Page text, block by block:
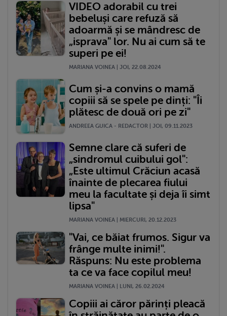
VIDEO adorabil cu trei
bebeluși care refuză să
adoarmă și se mândresc de
„isprava" lor. Nu ai cum să te
superi pe ei!
MARIANA VOINEA | JOI, 22.08.2024
Cum și-a convins o mamă
copiii să se spele pe dinți: "Îi
plătesc de două ori pe zi"
ANDREEA GUICA - REDACTOR | JOI, 09.11.2023
Semne clare că suferi de
„sindromul cuibului gol":
„Este ultimul Crăciun acasă
înainte de plecarea fiului
meu la facultate și deja îi simt
lipsa"
MARIANA VOINEA | MIERCURI, 20.12.2023
"Vai, ce băiat frumos. Sigur va
frânge multe inimi!".
Răspuns: Nu este problema
ta ce va face copilul meu!
MARIANA VOINEA | LUNI, 26.02.2024
Copiii ai căror părinți pleacă